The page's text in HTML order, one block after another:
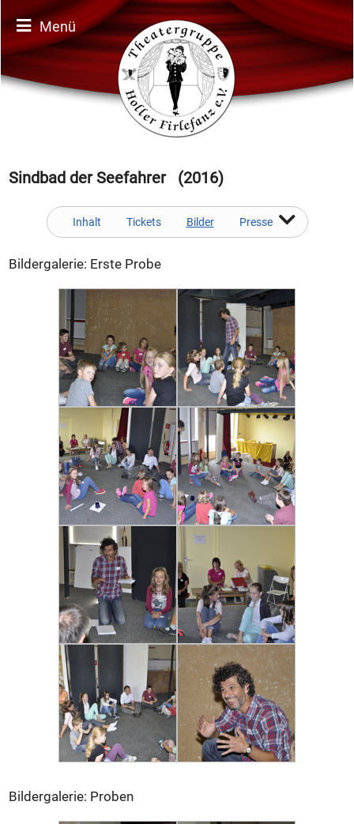
Menü
Sindbad der Seefahrer (2016)
Inhalt Tickets Bilder Presse
Bildergalerie: Erste Probe
Bildergalerie: Proben